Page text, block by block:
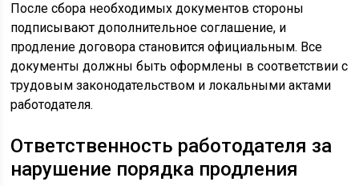
После сбора необходимых документов стороны
подписывают дополнительное соглашение, и
продление договора становится официальным. Все
документы должны быть оформлены в соответствии с
трудовым законодательством и локальными актами
работодателя.
Ответственность работодателя за
нарушение порядка продления